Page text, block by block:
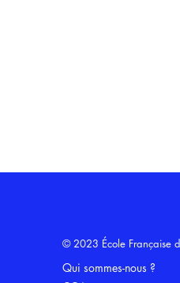
© 2023 École Française
Qui sommes-nous ?